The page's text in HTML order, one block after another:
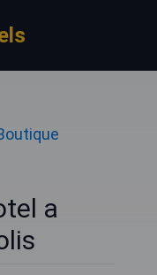
a